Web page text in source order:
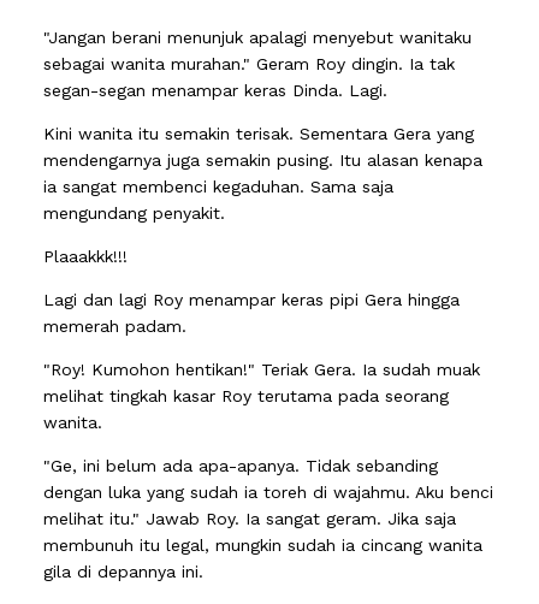
"Jangan berani menunjuk apalagi menyebut wanitaku
sebagai wanita murahan." Geram Roy dingin. Ia tak
segan-segan menampar keras Dinda. Lagi.
Kini wanita itu semakin terisak. Sementara Gera yang
mendengarnya juga semakin pusing. Itu alasan kenapa
ia sangat membenci kegaduhan. Sama saja
mengundang penyakit.
Plaaakkk!!!
Lagi dan lagi Roy menampar keras pipi Gera hingga
memerah padam.
"Roy! Kumohon hentikan!" Teriak Gera. Ia sudah muak
melihat tingkah kasar Roy terutama pada seorang
wanita.
"Ge, ini belum ada apa-apanya. Tidak sebanding
dengan luka yang sudah ia toreh di wajahmu. Aku benci
melihat itu." Jawab Roy. Ia sangat geram. Jika saja
membunuh itu legal, mungkin sudah ia cincang wanita
gila di depannya ini.